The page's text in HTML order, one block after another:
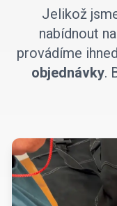
Jelikož
nabídnout
provádíme
objednávky.